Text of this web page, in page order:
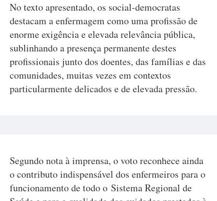
No texto apresentado, os social-democratas
destacam a enfermagem como uma profissão de
enorme exigência e elevada relevância pública,
sublinhando a presença permanente destes
profissionais junto dos doentes, das famílias e das
comunidades, muitas vezes em contextos
particularmente delicados e de elevada pressão.
Segundo nota à imprensa, o voto reconhece ainda
o contributo indispensável dos enfermeiros para o
funcionamento de todo o Sistema Regional de